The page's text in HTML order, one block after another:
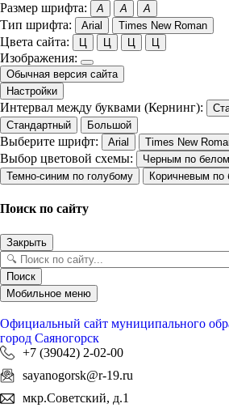
Размер шрифта: A A A
Тип шрифта: Arial Times New Roman
Цвета сайта: Ц Ц Ц Ц
Изображения:
Обычная версия сайта
Настройки
Интервал между буквами (Кернинг):
Стандартный
Большой
Выберите шрифт: Arial Times New
Выбор цветовой схемы: Черным по
Темно-синим по голубому
Коричневым по
Поиск по сайту
Закрыть
Поиск
Мобильное меню
Официальный сайт муниципального
город Саяногорск
+7 (39042) 2-02-00
sayanogorsk@r-19.ru
мкр.Советский, д.1